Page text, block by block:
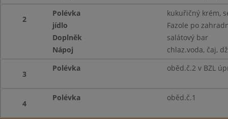
2
Polévka
kukuřičný krém,
jídlo
Fazole po
Doplněk
salátový bar
Nápoj
chlaz.voda, čaj,
3
Polévka oběd.č.2 v BZL
4
Polévka oběd.č.1